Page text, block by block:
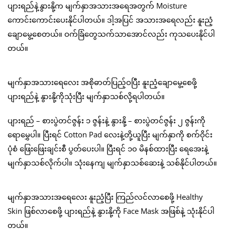
ပျားရည်နဲ့နွားနို့က မျက်နှာအသားအရေအတွက် Moisture
ကောင်းကောင်းပေးနိုင်ပါတယ်။ ဒါ့အပြင် အသားအရေလည်း နူးညံ့
ချောမွေ့စေတယ်။ ဝက်ခြံတွေသက်သာအောင်လည်း ကုသပေးနိုင်ပါ
တယ်။
မျက်နှာအသားရေလေး အစိုဓာတ်ပြည့်ဝပြီး နူးညံ့ချောမွေ့စေဖို့
ပျားရည်နဲ့ နွားနို့ကိုသုံးပြီး မျက်နှာသစ်လို့ရပါတယ်။
ပျားရည် – စားပွဲတင်ဇွန်း ၁ ဇွန်းနဲ့ နွားနို့ – စားပွဲတင်ဇွန်း ၂ ဇွန်းကို
ရောမွှေပါ။ ပြီးရင် Cotton Pad လေးနဲ့တို့ယူပြီး မျက်နှာကို စက်ဝိုင်း
ပုံစံ ဖြေးဖြေးချင်းစီ ပွတ်ပေးပါ။ ပြီးရင် ၁၀ မိနစ်ထားပြီး ရေအေးနဲ့
မျက်နှာသစ်လိုက်ပါ။ သုံးနေကျ မျက်နှာသစ်ဆေးနဲ့ သစ်နိုင်ပါတယ်။
မျက်နှာအသားအရေလေး နူးညံ့ပြီး ကြည်လင်လာစေဖို့ Healthy
Skin ဖြစ်လာစေဖို့ ပျားရည်နဲ့ နွားနို့ကို Face Mask အဖြစ်နဲ့ သုံးနိုင်ပါ
တယ်။